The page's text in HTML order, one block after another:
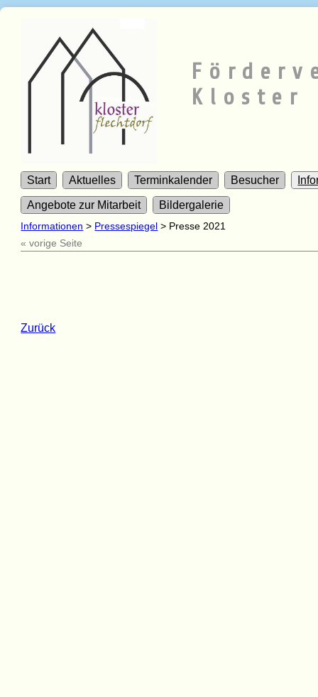
Kloster
Start Aktuelles Terminkalender Besucher
Angebote zur Mitarbeit Bildergalerie
Informationen > Pressespiegel > Presse 2021
« vorige Seite
Zurück